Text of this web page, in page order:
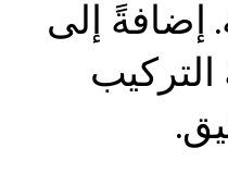
إضافةً إلى